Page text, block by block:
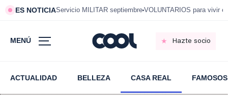
ES NOTICIAServicio MILITAR septiembre VOLUNTARIOS para vivir
MENÚ Hazte socio
ACTUALIDAD BELLEZA CASA REAL FAMOSOS